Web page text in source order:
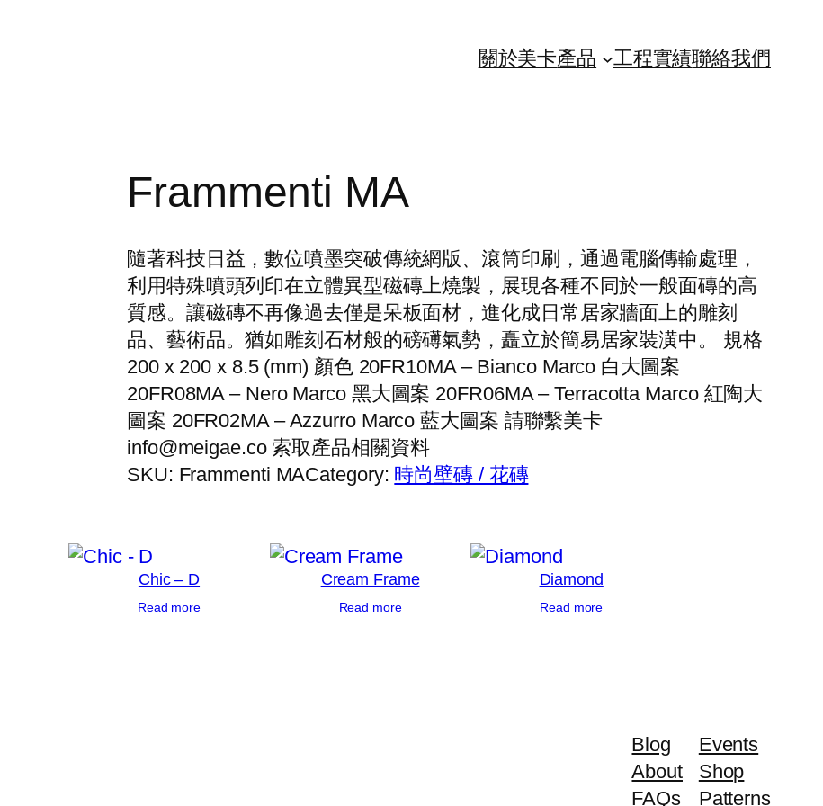
關於美卡產品 工程實績聯絡我們
Frammenti MA
隨著科技日益，數位噴墨突破傳統網版、滾筒印刷，通過電腦傳輸處理，
利用特殊噴頭列印在立體異型磁磚上燒製，展現各種不同於一般面磚的高
質感。讓磁磚不再像過去僅是呆板面材，進化成日常居家牆面上的雕刻
品、藝術品。猶如雕刻石材般的磅礡氣勢，矗立於簡易居家裝潢中。 規格
200 x 200 x 8.5 (mm) 顏色 20FR10MA – Bianco Marco 白大圖案
20FR08MA – Nero Marco 黑大圖案 20FR06MA – Terracotta Marco 紅陶大
圖案 20FR02MA – Azzurro Marco 藍大圖案 請聯繫美卡
info@meigae.co 索取產品相關資料
SKU: Frammenti MACategory: 時尚壁磚 / 花磚
Chic – D
Read more
Cream Frame
Read more
Diamond
Read more
Blog
About
FAQs
Events
Shop
Patterns